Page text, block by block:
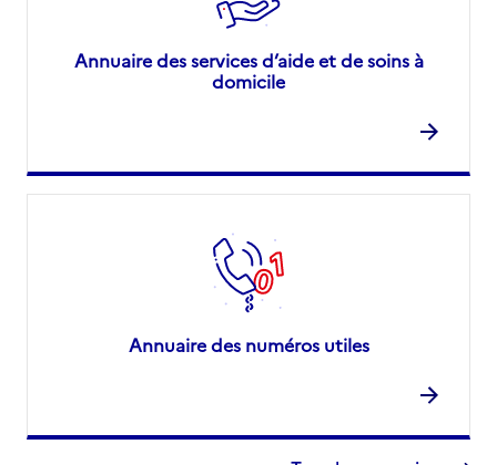
Annuaire des services d’aide et de soins à
domicile
Annuaire des numéros utiles